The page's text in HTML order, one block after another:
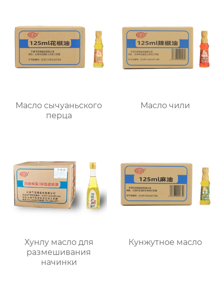
Масло сычуаньского
перца
Масло чили
Хунлу масло для
размешивания
начинки
Кунжутное масло